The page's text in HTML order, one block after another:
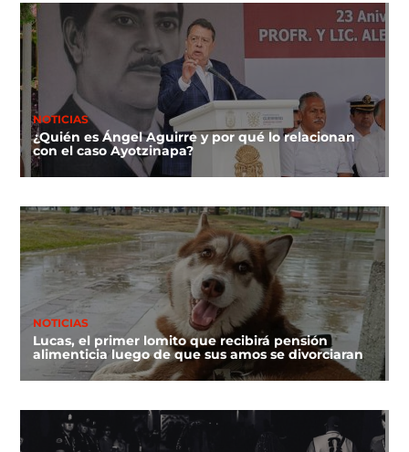
NOTICIAS
¿Quién es Ángel Aguirre y por qué lo relacionan
con el caso Ayotzinapa?
NOTICIAS
Lucas, el primer lomito que recibirá pensión
alimenticia luego de que sus amos se divorciaran